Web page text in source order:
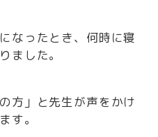
なったとき、何時に寝
ました。
方」と先生が声をかけ
す。